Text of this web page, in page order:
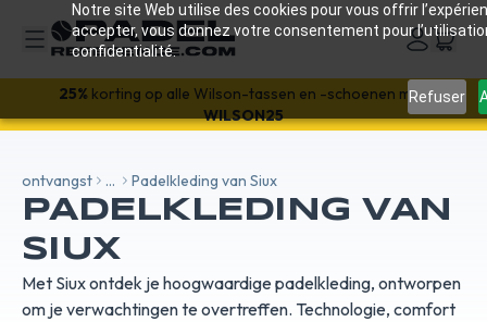
Notre site Web utilise des cookies pour vous offrir
accepter, vous donnez votre consentement pour
confidentialité.
Refuser
25%korting op alle Wilson-tassen en -schoenen met:
Välkommen! Få10%rabatt på din första beställning med
VALKOMMEN26
ontvangst ... Padelkleding van Siux
PADELKLEDING VAN
SIUX
Met Siux ontdek je hoogwaardige padelkleding, ontworpen
om je verwachtingen te overtreffen. Technologie, comfort